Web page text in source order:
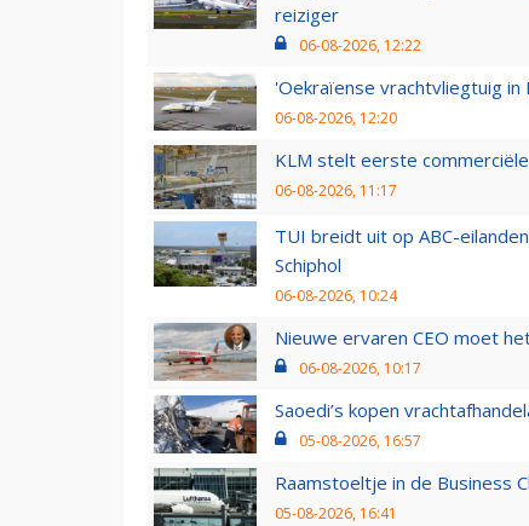
reiziger
06-08-2026, 12:22
'Oekraïense vrachtvliegtuig
06-08-2026, 12:20
KLM stelt eerste
06-08-2026, 11:17
TUI breidt uit op ABC-
Schiphol
06-08-2026, 10:24
Nieuwe ervaren CEO moet
06-08-2026, 10:17
Saoedi’s kopen
05-08-2026, 16:57
Raamstoeltje in de Business
05-08-2026, 16:41